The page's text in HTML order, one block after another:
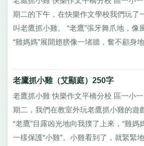
期二的下午，在快樂作文學校我們玩了
叫老鷹抓小雞。 “老鷹”張牙舞爪地，像
“雞媽媽”展開翅膀像一堵牆，奮不顧身
老鷹抓小雞（艾顯庭）250字
老鷹抓小雞 快樂作文平橋分校 區一小
期二，我們在教室外玩老鷹抓小雞的遊
“老鷹”目露凶光地向我撲了上來，“雞媽
一樣保護“小雞”。小雞看到了，就緊緊